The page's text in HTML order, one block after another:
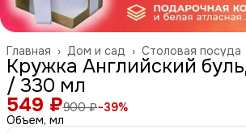
Столовая посуда
Дом и сад ›
Главная ›
Кружка Английский
/ 330 мл
549 ₽900 ₽−39%
Объем, мл